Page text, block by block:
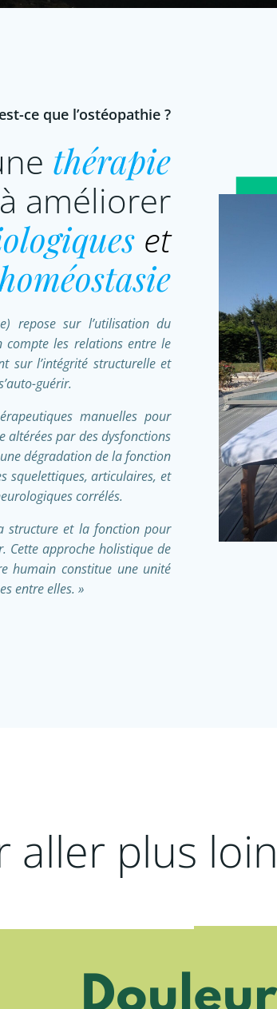
ce que l’ostéopathie ?
thérapie
améliorer
et
repose sur l’utilisation du
les relations entre le
sur l’intégrité structurelle et
guérir.
manuelles pour
altérées par des dysfonctions
dégradation de la fonction
squelettiques, articulaires, et
corrélés.
structure et la fonction pour
Cette approche holistique de
humain constitue une unité
entre elles. »
aller plus